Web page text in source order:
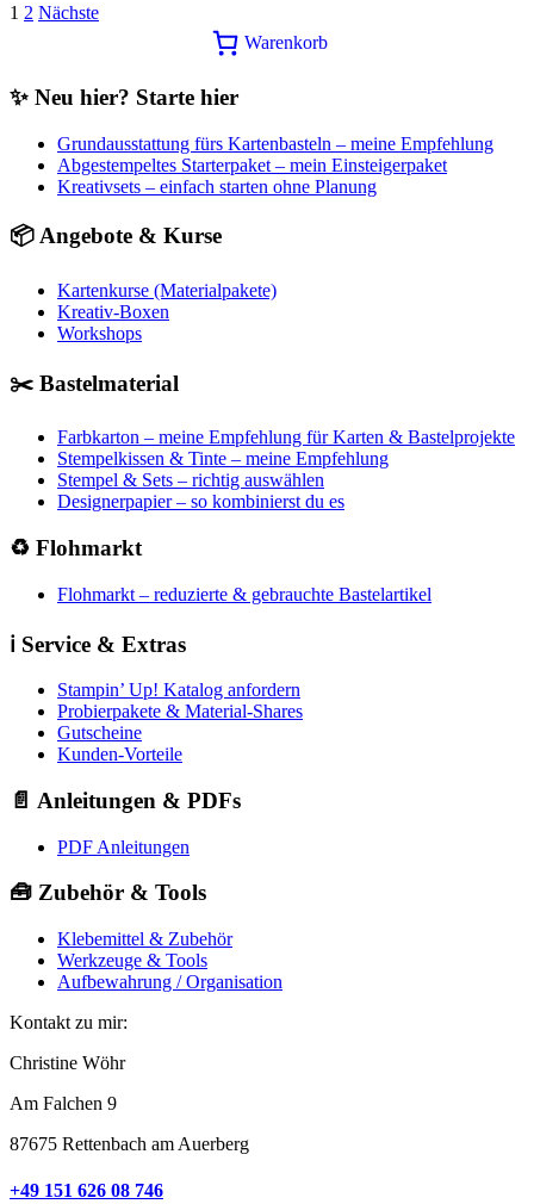
Seitennummerierung
Beiträge
1 2 Nächste
Warenkorb
✨ Neu hier? Starte hier
Grundausstattung fürs Kartenbasteln – meine Empfehlung
Abgestempeltes Starterpaket – mein Einsteigerpaket
Kreativsets – einfach starten ohne Planung
📦 Angebote & Kurse
Kartenkurse (Materialpakete)
Kreativ-Boxen
Workshops
✂️ Bastelmaterial
Farbkarton – meine Empfehlung für Karten & Bastelprojekte
Stempelkissen & Tinte – meine Empfehlung
Stempel & Sets – richtig auswählen
Designerpapier – so kombinierst du es
♻️ Flohmarkt
Flohmarkt – reduzierte & gebrauchte Bastelartikel
ℹ️ Service & Extras
Stampin’ Up! Katalog anfordern
Probierpakete & Material-Shares
Gutscheine
Kunden-Vorteile
📄 Anleitungen & PDFs
PDF Anleitungen
🧰 Zubehör & Tools
Klebemittel & Zubehör
Werkzeuge & Tools
Aufbewahrung / Organisation
Kontakt zu mir:
Christine Wöhr
Am Falchen 9
87675 Rettenbach am Auerberg
+49 151 626 08 746